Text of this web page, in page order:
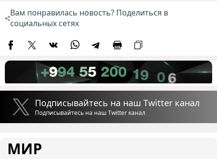
Вам понравилась новость? Поделиться в
социальных сетях
Подписывайтесь на наш Twitter канал
Подписывайтесь на наш Twitter канал
МИР